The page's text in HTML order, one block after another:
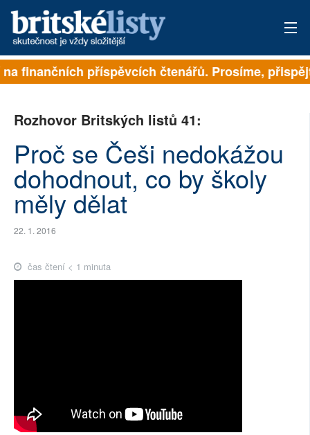
PŘIHLÁSIT
ROZHOVORY
TÉMATA
NEJČTENĚJŠÍ ZA 7 DNÍ
AUTOŘI
příspěvcích čtenářů. Prosíme,
Rozhovor Britských listů 41:
Proč se Češi nedokážou
dohodnout, co by školy
měly dělat
22. 1. 2016
čas čtení < 1 minuta